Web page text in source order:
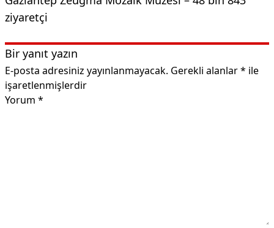
ziyaretçi
Bir yanıt yazın
E-posta adresiniz yayınlanmayacak. Gerekli alanlar* ile
işaretlenmişlerdir
Yorum *